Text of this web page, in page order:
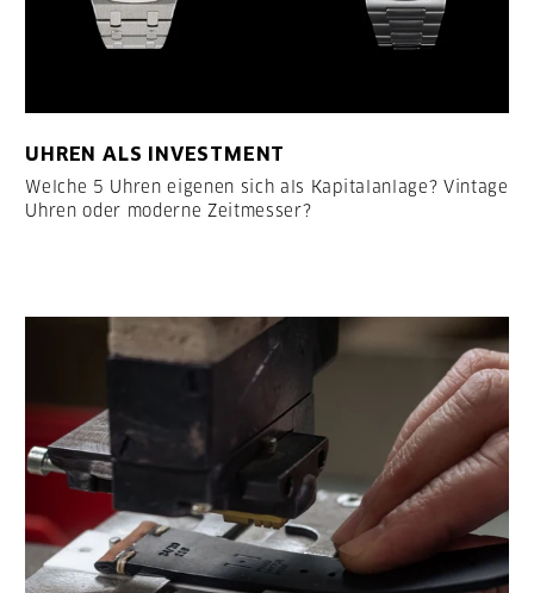
UHREN ALS INVESTMENT
Welche 5 Uhren eigenen sich als Kapitalanlage? Vintage
Uhren oder moderne Zeitmesser?